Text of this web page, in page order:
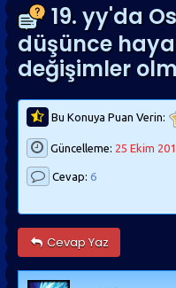
19. yy'da
düşünce
değişimler
Bu Konuya Puan Verin:
Güncelleme: 25 Ekim
Cevap: 6
Cevap Yaz